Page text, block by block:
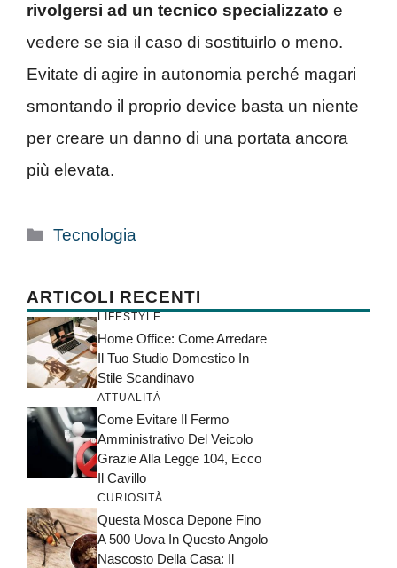
rivolgersi ad un tecnico specializzato e
vedere se sia il caso di sostituirlo o meno.
Evitate di agire in autonomia perché magari
smontando il proprio device basta un niente
per creare un danno di una portata ancora
più elevata.
Categorie
Tecnologia
ARTICOLI RECENTI
LIFESTYLE
Home Office: Come Arredare
Il Tuo Studio Domestico In
Stile Scandinavo
ATTUALITÀ
Come Evitare Il Fermo
Amministrativo Del Veicolo
Grazie Alla Legge 104, Ecco
Il Cavillo
CURIOSITÀ
Questa Mosca Depone Fino
A 500 Uova In Questo Angolo
Nascosto Della Casa: Il